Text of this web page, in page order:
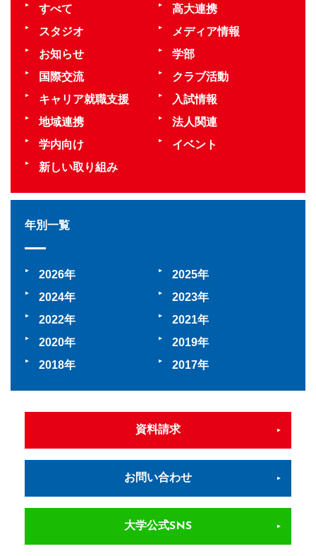
すべて
高大連携
スタジオ
メディア情報
お知らせ
学部
国際交流
クラブ活動
キャリア就職支援
入試情報
地域連携
法人関連
学内向け
イベント
新しい取り組み
年別一覧
2026
2025
2024
2023
2022
2021
2020
2019
2018
2017
資料請求
お問い合わせ
大学公式SNS